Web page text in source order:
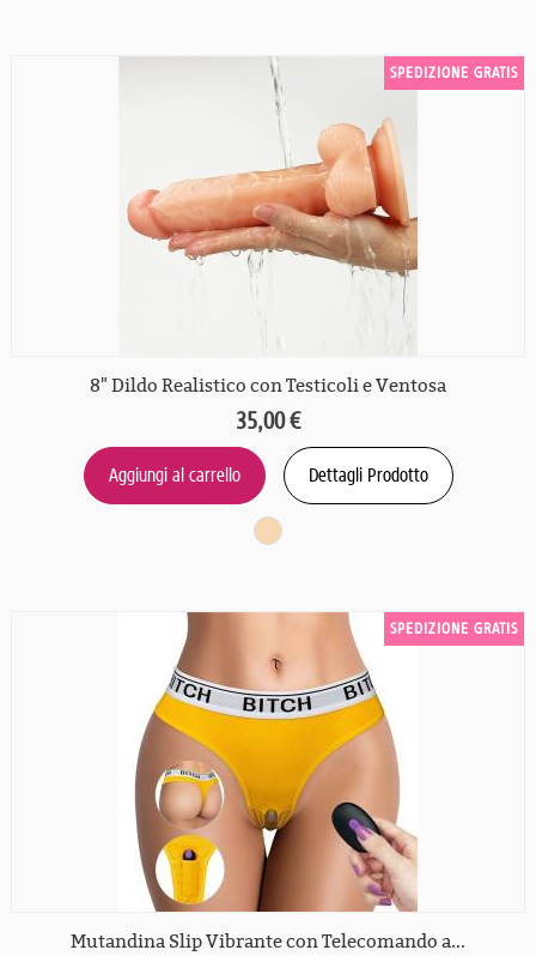
SPEDIZIONE GRATIS
8" Dildo Realistico con Testicoli e Ventosa
35,00 €
Aggiungi al carrello Dettagli Prodotto
SPEDIZIONE GRATIS
Mutandina Slip Vibrante con Telecomando a...